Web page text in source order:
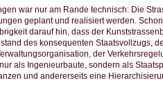
war nur am Rande technisch: Die
geplant und realisiert werden.
darauf hin, dass der
des konsequenten Staatsvollzugs,
der
als Ingenieurbaute, sondern als
und andererseits eine